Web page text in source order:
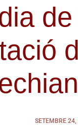
SETEMBRE